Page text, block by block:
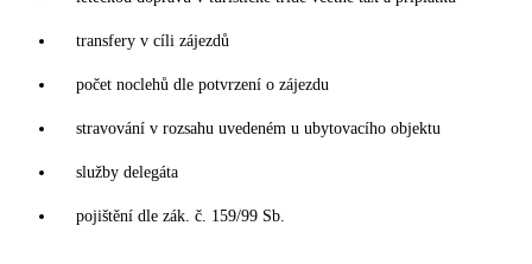
transfery v cíli zájezdů
počet noclehů dle potvrzení o zájezdu
stravování v rozsahu uvedeném u ubytovacího objektu
služby delegáta
pojištění dle zák. č. 159/99 Sb.